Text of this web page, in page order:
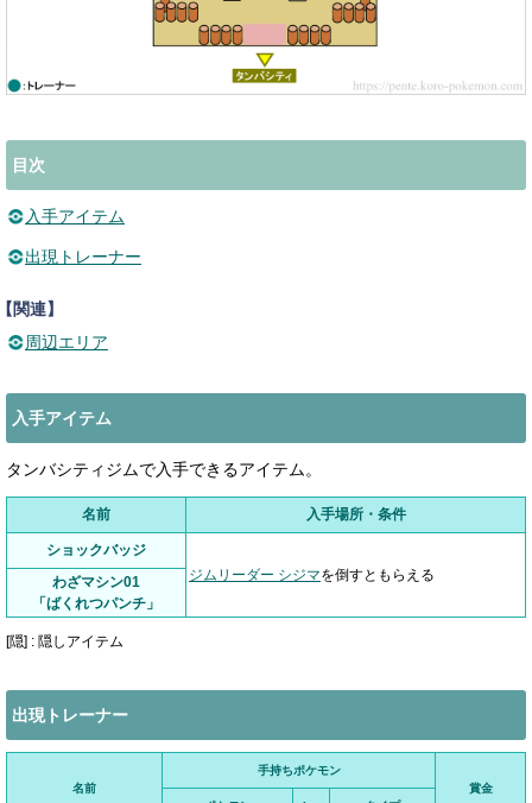
目次
入手アイテム
出現トレーナー
関連】
周辺エリア
入手アイテム
タンバシティジムで入手できるアイテム。
名前 入手場所・条件
ショックバッジ
ジムリーダー シジマを倒すともらえる
わざマシン01
「ばくれつパンチ」
[隠] : 隠しアイテム
出現トレーナー
名前
手持ちポケモン
賞金